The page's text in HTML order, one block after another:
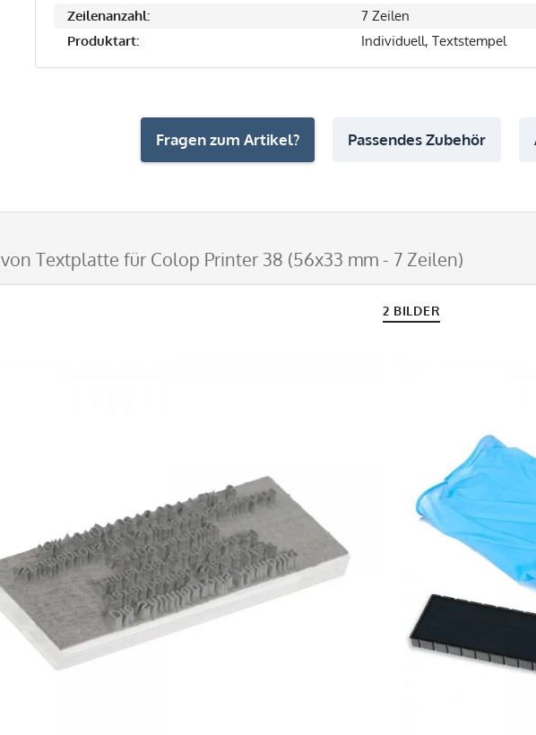
Zeilenanzahl:
7 Zeilen
Produktart:
Individuell, Textstempel
Fragen zum Artikel? Passendes Zubehör
von Textplatte für Colop Printer 38 (56x33 mm - 7 Zeilen)
2 BILDER